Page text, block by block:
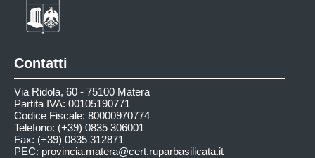
Contatti
Via Ridola, 60 - 75100 Matera
Partita IVA: 00105190771
Codice Fiscale: 80000970774
Telefono: (+39) 0835 306001
Fax: (+39) 0835 312871
PEC: provincia.matera@cert.ruparbasilicata.it